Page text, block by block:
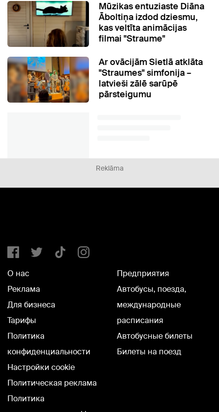
Mūzikas entuziaste Diāna
Āboltiņa izdod dziesmu,
kas veltīta animācijas
filmai "Straume"
Ar ovācijām Sietlā atklāta
"Straumes" simfonija –
latvieši zālē sarūpē
pārsteigumu
Reklāma
О нас
Реклама
Для бизнеса
Тарифы
Политика
конфиденциальности
Настройки cookie
Политическая реклама
Политика
Предприятия
Автобусы, поезда,
международные
расписания
Автобусные билеты
Билеты на поезд